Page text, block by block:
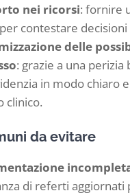
nei ricorsi: fornire
contestare decisioni
delle
: grazie a una perizia
in modo chiaro
clinico.
da evitare
di referti aggiornati